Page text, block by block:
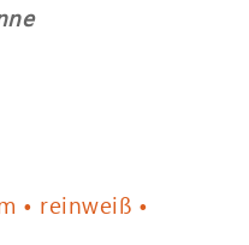
• reinweiß •